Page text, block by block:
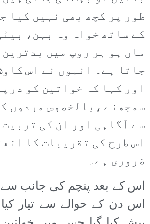
طور پر کچھ بھی نہیں کیا
کے ساتھ خواہ وہ بہن،
ماں ہو ہر روپ میں
جاتا ہے۔ انہوں نے اس
اور کہا کہ خواتین کو
سمجھنے ،بالخصوص مردوں
سے آگاہی اور ان کی
اس طرح کی تقریبات کا
ضروری ہے۔
اس کے بعد پنچم کی جانب
اس دن کے حوالے سے تیار کیا